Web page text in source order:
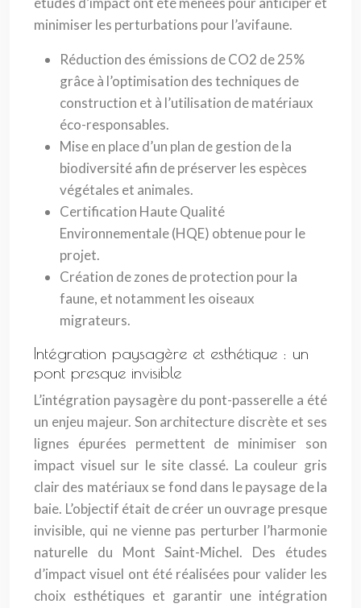
minimiser les perturbations pour l’avifaune.
Réduction des émissions de CO2 de 25%
grâce à l’optimisation des techniques de
construction et à l’utilisation de matériaux
éco-responsables.
Mise en place d’un plan de gestion de la
biodiversité afin de préserver les espèces
végétales et animales.
Certification Haute Qualité
Environnementale (HQE) obtenue pour le
projet.
Création de zones de protection pour la
faune, et notamment les oiseaux
migrateurs.
Intégration paysagère et esthétique : un
pont presque invisible
L’intégration paysagère du pont-passerelle a été
un enjeu majeur. Son architecture discrète et ses
lignes épurées permettent de minimiser son
impact visuel sur le site classé. La couleur gris
clair des matériaux se fond dans le paysage de la
baie. L’objectif était de créer un ouvrage presque
invisible, qui ne vienne pas perturber l’harmonie
naturelle du Mont Saint-Michel. Des études
d’impact visuel ont été réalisées pour valider les
choix esthétiques et garantir une intégration